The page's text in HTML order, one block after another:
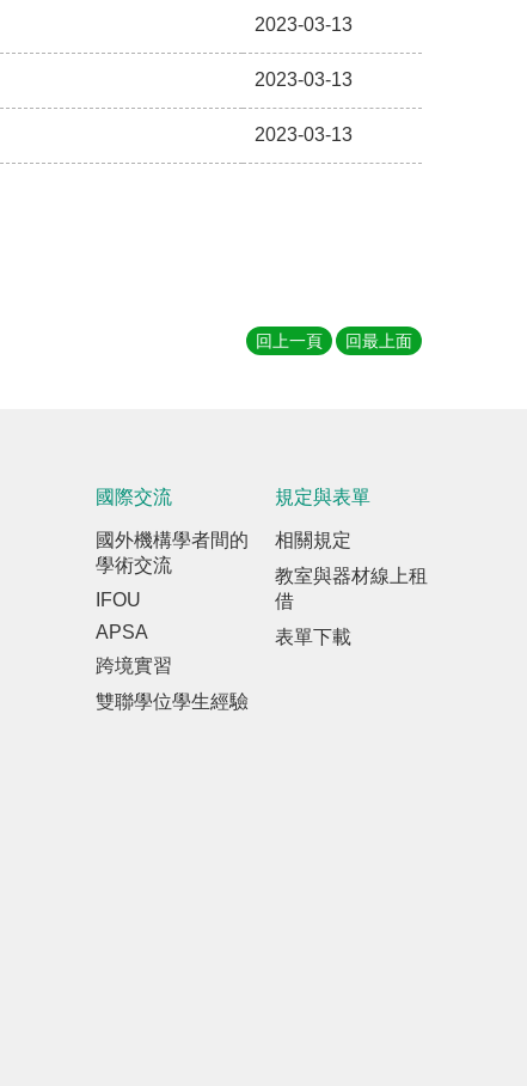
2023-03-13
2023-03-13
2023-03-13
回上一頁 回最上面
國際交流
國外機構學者間的
學術交流
IFOU
APSA
跨境實習
雙聯學位學生經驗
規定與表單
相關規定
教室與器材線上租
借
表單下載